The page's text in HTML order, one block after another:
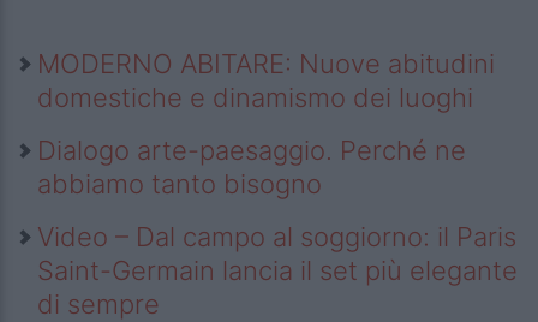
MODERNO ABITARE: Nuove abitudini
domestiche e dinamismo dei luoghi
Dialogo arte-paesaggio. Perché ne
abbiamo tanto bisogno
Video – Dal campo al soggiorno: il Paris
Saint-Germain lancia il set più elegante
di sempre